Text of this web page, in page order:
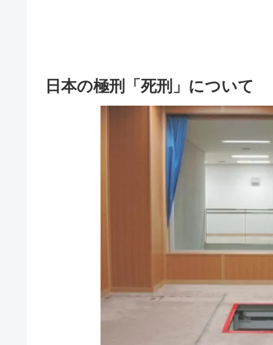
日本の極刑「死刑」について